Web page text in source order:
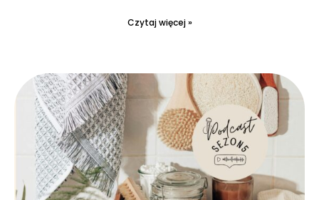
Czytaj więcej »